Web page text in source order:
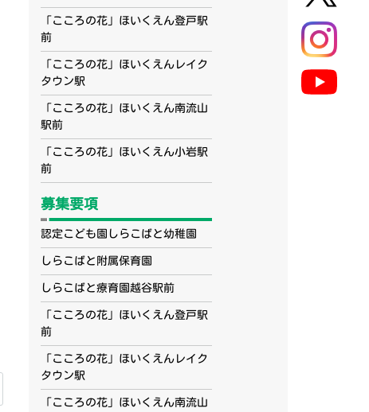
「こころの花」ほいくえん登戸駅
前
「こころの花」ほいくえんレイク
タウン駅
「こころの花」ほいくえん南流山
駅前
「こころの花」ほいくえん小岩駅
前
募集要項
認定こども園しらこばと幼稚園
しらこばと附属保育園
しらこばと療育園越谷駅前
「こころの花」ほいくえん登戸駅
前
「こころの花」ほいくえんレイク
タウン駅
「こころの花」ほいくえん南流山